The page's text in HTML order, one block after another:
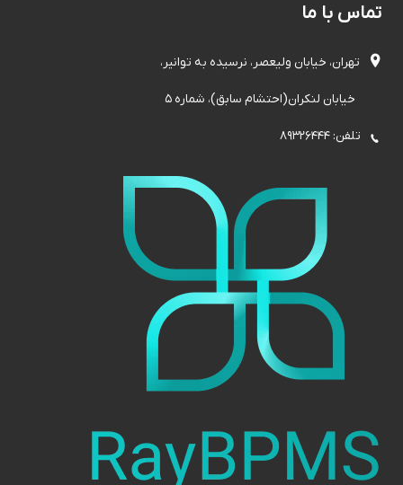
تماس با ما
 تهران، خیابان ولیعصر، نرسیده به توانیر،
خیابان لنکران(احتشام سابق)، شماره 5
 تلفن: 89326444